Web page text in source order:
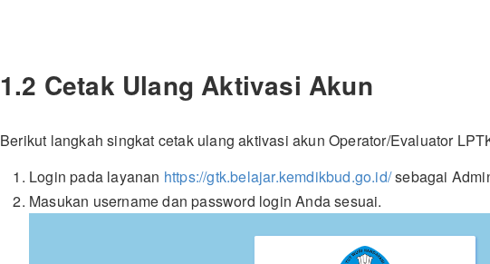
1.2 Cetak Ulang Aktivasi Akun
Berikut langkah singkat cetak ulang aktivasi akun Operator/Evaluator
Login pada layanan https://gtk.belajar.kemdikbud.go.id/sebagai
Masukan username dan password login Anda sesuai.